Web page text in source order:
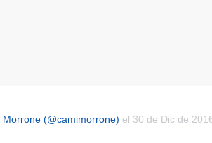
(@camimorrone) el 30 de Dic de